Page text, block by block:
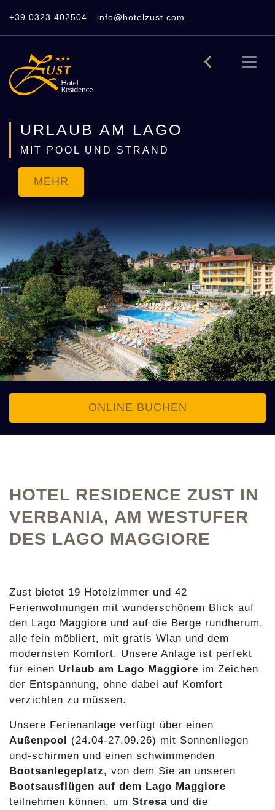
+39 0323 402504 info@hotelzust.com
URLAUB AM LAGO
MIT POOL UND STRAND
MEHR
ONLINE BUCHEN
HOTEL RESIDENCE ZUST IN
VERBANIA, AM WESTUFER
DES LAGO MAGGIORE
Zust bietet 19 Hotelzimmer und 42
Ferienwohnungen mit wunderschönem Blick auf
den Lago Maggiore und auf die Berge rundherum,
alle fein möbliert, mit gratis Wlan und dem
modernsten Komfort. Unsere Anlage ist perfekt
für einen Urlaub am Lago Maggiore im Zeichen
der Entspannung, ohne dabei auf Komfort
verzichten zu müssen.
Unsere Ferienanlage verfügt über einen
Außenpool (24.04-27.09.26) mit Sonnenliegen
und-schirmen und einen schwimmenden
Bootsanlegeplatz, von dem Sie an unseren
Bootsausflügen auf dem Lago Maggiore
teilnehmen können, um Stresa und die